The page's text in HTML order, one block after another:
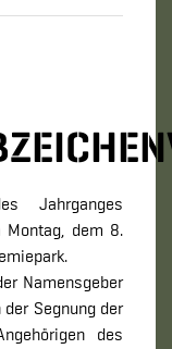
Jahrganges
Montag, dem 8.
Namensgeber
Segnung der
des